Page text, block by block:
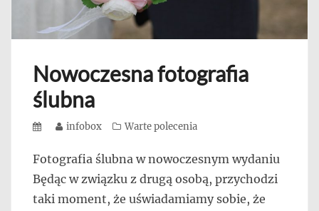
Nowoczesna fotografia
ślubna
PostedAuthor
infobox Categories
Warte polecenia
Fotografia ślubna w nowoczesnym wydaniu
Będąc w związku z drugą osobą, przychodzi
taki moment, że uświadamiamy sobie, że